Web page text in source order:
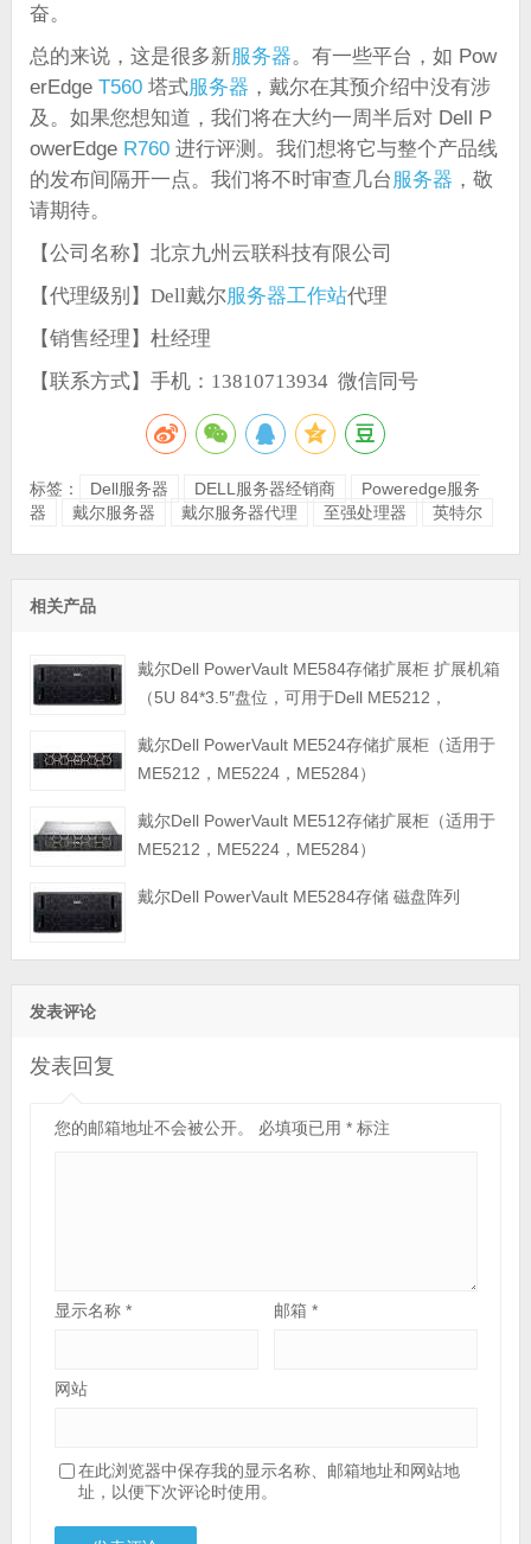
奋。
总的来说，这是很多新服务器。有一些平台，如 Pow
erEdge T560塔式服务器 ，戴尔在其预介绍中没有涉
及。如果您想知道，我们将在大约一周半后对 Dell P
owerEdge R760进行评测。我们想将它与整个产品线
的发布间隔开一点。我们将不时审查几台服务器 ，敬
请期待。
【公司名称】北京九州云联科技有限公司
【代理级别】Dell戴尔服务器工作站代理
【销售经理】杜经理
【联系方式】手机：13810713934 微信同号
标签： Dell服务器 DELL服务器经销商
Poweredge服务
器
戴尔服务器 戴尔服务器代理 至强处理器 英特尔
相关产品
戴尔Dell PowerVault ME584存储扩展柜 扩展机箱
（5U 84*3.5″盘位，可用于Dell ME5212，
戴尔Dell PowerVault ME524存储扩展柜（适用于
ME5212，ME5224，ME5284）
戴尔Dell PowerVault ME512存储扩展柜（适用于
ME5212，ME5224，ME5284）
戴尔Dell PowerVault ME5284存储 磁盘阵列
发表评论
发表回复
您的邮箱地址不会被公开。 必填项已用 *标注
显示名称 * 邮箱*
网站
在此浏览器中保存我的显示名称、邮箱地址和网站地
址，以便下次评论时使用。